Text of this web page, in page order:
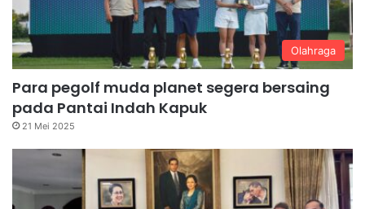
Olahraga
Para pegolf muda planet segera bersaing
pada Pantai Indah Kapuk
21 Mei 2025